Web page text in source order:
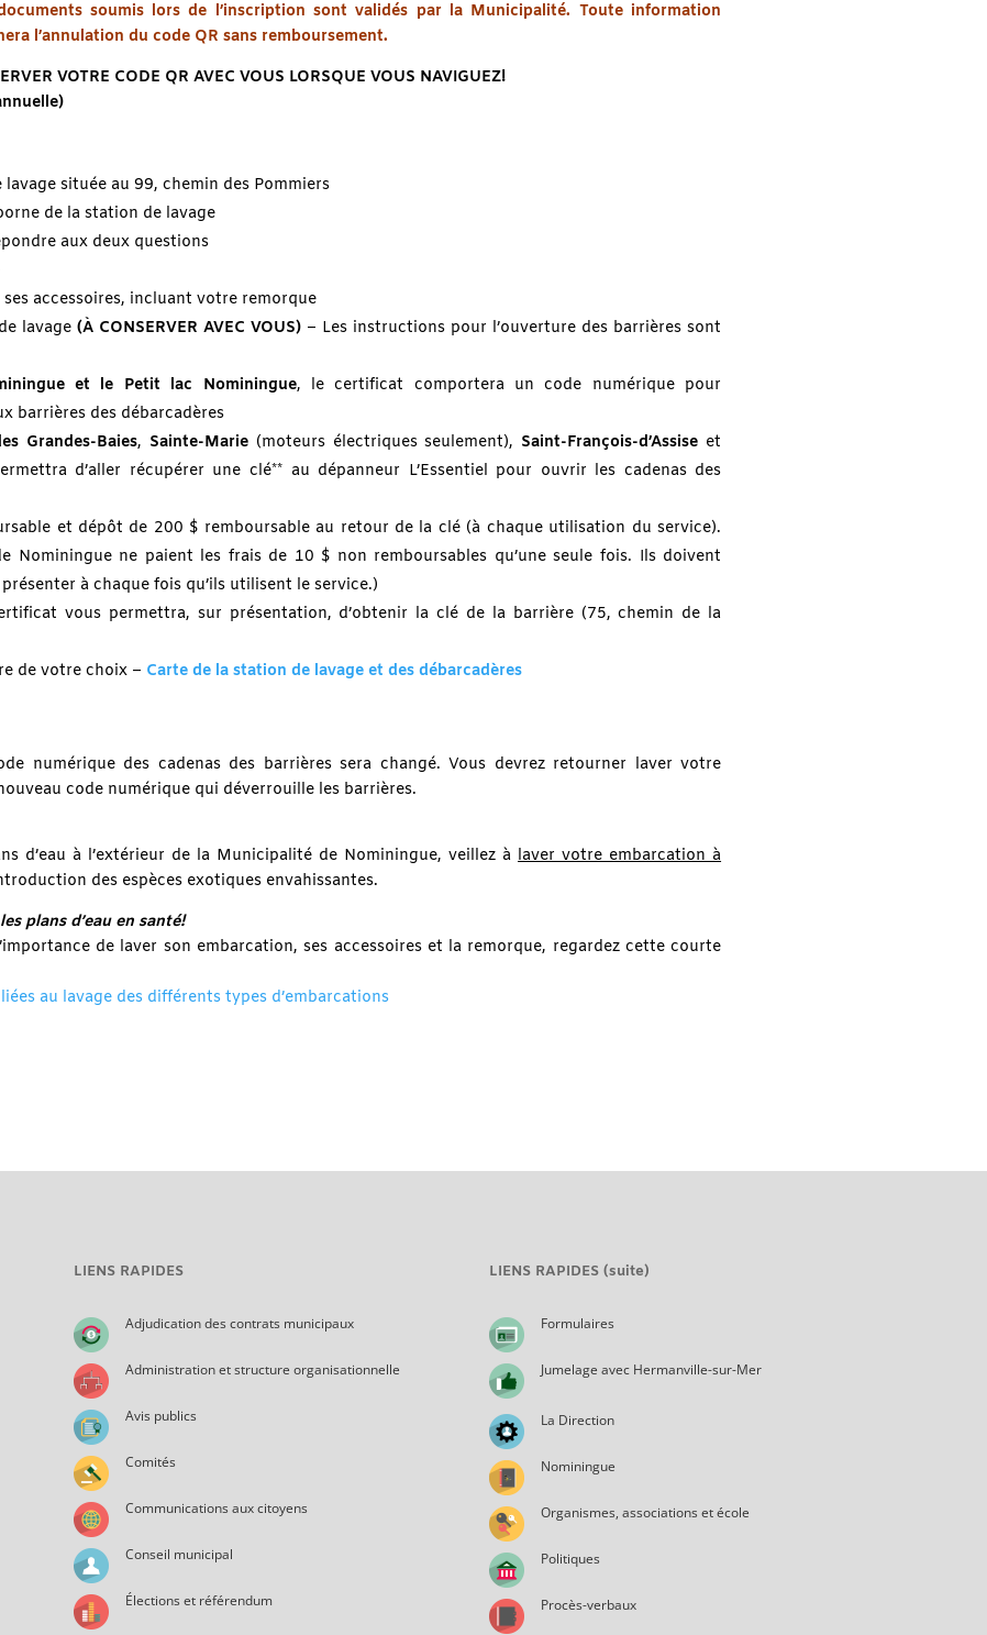
soumis lors de l’inscription sont validés par la Municipalité. Toute information
l’annulation du code QR sans remboursement.
VOTRE CODE QR AVEC VOUS LORSQUE VOUS NAVIGUEZ!
située au 99, chemin des Pommiers
de la station de lavage
aux deux questions
accessoires, incluant votre remorque
lavage (À CONSERVER AVEC VOUS) – Les instructions pour l’ouverture des barrières sont
et le Petit lac Nominingue, le certificat comportera un code numérique pour
barrières des débarcadères
Grandes-Baies, Sainte-Marie(moteurs électriques seulement), Saint-François-d’Assise et
d’aller récupérer une clé** au dépanneur L’Essentiel pour ouvrir les cadenas des
et dépôt de 200 $ remboursable au retour de la clé (à chaque utilisation du service).
Nominingue ne paient les frais de 10 $ non remboursables qu’une seule fois. Ils doivent
à chaque fois qu’ils utilisent le service.)
vous permettra, sur présentation, d’obtenir la clé de la barrière (75, chemin de la
de votre choix – Carte de la station de lavage et des débarcadères
numérique des cadenas des barrières sera changé. Vous devrez retourner laver votre
code numérique qui déverrouille les barrières.
d’eau à l’extérieur de la Municipalité de Nominingue, veillez àlaver votre embarcation à
des espèces exotiques envahissantes.
plans d’eau en santé!
de laver son embarcation, ses accessoires et la remorque, regardez cette courte
au lavage des différents types d’embarcations
LIENS RAPIDES
Adjudication des contrats municipaux
Administration et structure organisationnelle
Avis publics
Comités
Communications aux citoyens
Conseil municipal
Élections et référendum
LIENS RAPIDES (suite)
Formulaires
Jumelage avec Hermanville-sur-Mer
La Direction
Nominingue
Organismes, associations et école
Politiques
Procès-verbaux